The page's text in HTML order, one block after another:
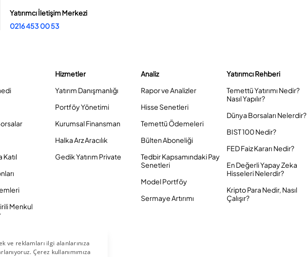
Yatırımcı İletişim Merkezi
0216 453 00 53
Katıl
Menkul
Hizmetler
Yatırım Danışmanlığı
Portföy Yönetimi
Kurumsal Finansman
Halka Arz Aracılık
Gedik Yatırım Private
Analiz
Rapor ve Analizler
Hisse Senetleri
Temettü Ödemeleri
Bülten Aboneliği
Tedbir Kapsamındaki Pay
Senetleri
Model Portföy
Sermaye Artırımı
Yatırımcı Rehberi
Temettü Yatırımı Nedir?
Nasıl Yapılır?
Dünya Borsaları Nelerdir?
BIST 100 Nedir?
FED Faiz Kararı Nedir?
En Değerli Yapay Zeka
Hisseleri Nelerdir?
Kripto Para Nedir, Nasıl
Çalışır?